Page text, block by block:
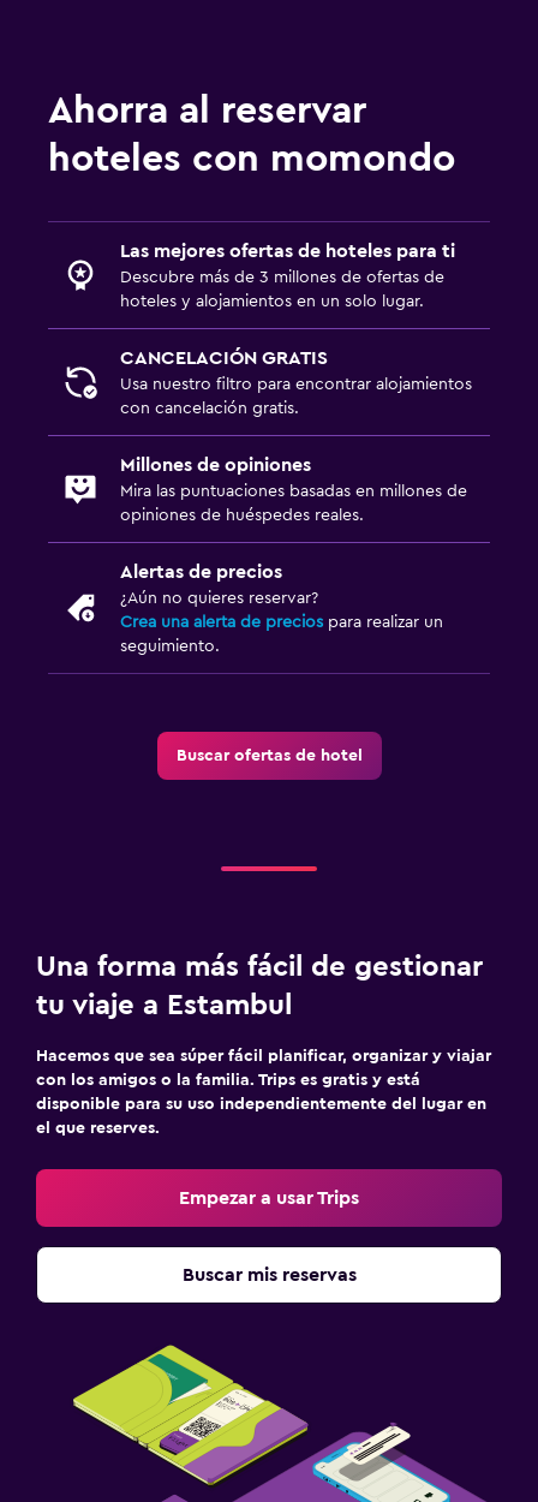
Ahorra al reservar
hoteles con momondo
Las mejores ofertas de hoteles para ti
Descubre más de 3 millones de ofertas de
hoteles y alojamientos en un solo lugar.
CANCELACIÓN GRATIS
Usa nuestro filtro para encontrar alojamientos
con cancelación gratis.
Millones de opiniones
Mira las puntuaciones basadas en millones de
opiniones de huéspedes reales.
Alertas de precios
¿Aún no quieres reservar?
Crea una alerta de precios para realizar un
seguimiento.
Buscar ofertas de hotel
Una forma más fácil de gestionar
tu viaje a Estambul
Hacemos que sea súper fácil planificar, organizar y viajar
con los amigos o la familia. Trips es gratis y está
disponible para su uso independientemente del lugar en
el que reserves.
Empezar a usar Trips
Buscar mis reservas